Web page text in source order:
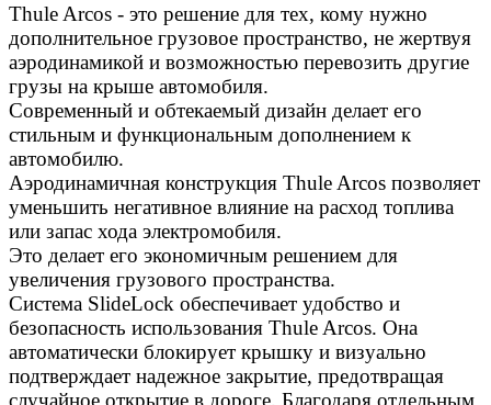
Thule Arcos - это решение для тех, кому нужно
дополнительное грузовое пространство, не жертвуя
аэродинамикой и возможностью перевозить другие
грузы на крыше автомобиля.
Современный и обтекаемый дизайн делает его
стильным и функциональным дополнением к
автомобилю.
Аэродинамичная конструкция Thule Arcos позволяет
уменьшить негативное влияние на расход топлива
или запас хода электромобиля.
Это делает его экономичным решением для
увеличения грузового пространства.
Система SlideLock обеспечивает удобство и
безопасность использования Thule Arcos. Она
автоматически блокирует крышку и визуально
подтверждает надежное закрытие, предотвращая
случайное открытие в дороге. Благодаря отдельным